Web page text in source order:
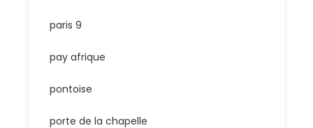
paris 9
pay afrique
pontoise
porte de la chapelle